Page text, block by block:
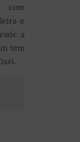
com
e
a
tem